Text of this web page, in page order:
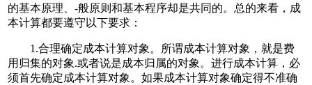
的基本原理、-般原则和基本程序却是共同的。总的来看，成
本计算都要遵守以下要求：
1.合理确定成本计算对象。所谓成本计算对象，就是费
用归集的对象.或者说是成本归属的对象。进行成本计算，必
须首先确定成本计算对象。如果成本计算对象确定得不准确